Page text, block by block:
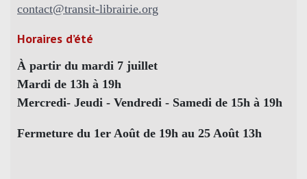
contact@transit-librairie.org
Horaires d’été
À partir du mardi 7 juillet
Mardi de 13h à 19h
Mercredi- Jeudi - Vendredi - Samedi de 15h à 19h
Fermeture du 1er Août de 19h au 25 Août 13h